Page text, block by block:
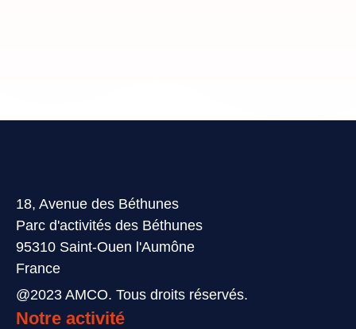
18, Avenue des Béthunes
Parc d'activités des Béthunes
95310 Saint-Ouen l'Aumône
France
@2023 AMCO. Tous droits réservés.
Notre activité